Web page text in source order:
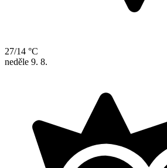
27/14 °C
neděle 9. 8.